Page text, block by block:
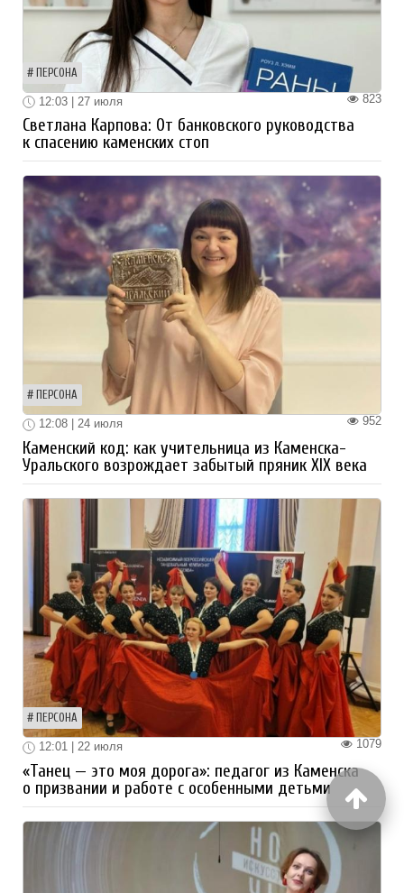
ПЕРСОНА
823
12:03 | 27 июля
Светлана Карпова: От банковского руководства
к спасению каменских стоп
ПЕРСОНА
952
12:08 | 24 июля
Каменский код: как учительница из Каменска-
Уральского возрождает забытый пряник XIX века
ПЕРСОНА
1079
12:01 | 22 июля
«Танец — это моя дорога»: педагог из Каменска
о призвании и работе с особенными детьми